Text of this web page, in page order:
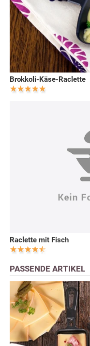
Brokkoli-Käse-Raclette
Raclette mit Fisch
PASSENDE ARTIKEL